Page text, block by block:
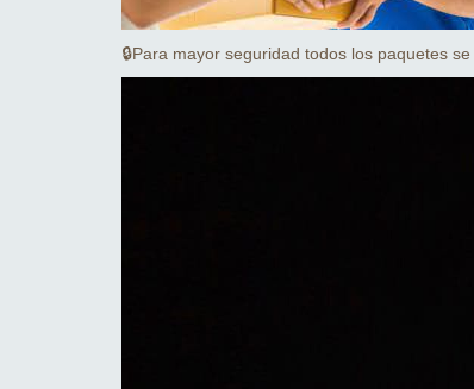
🔒Para mayor seguridad todos los paquetes